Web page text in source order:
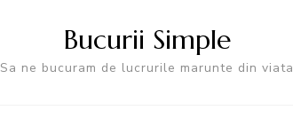
Bucurii Simple
Sa ne bucuram de lucrurile marunte din viata